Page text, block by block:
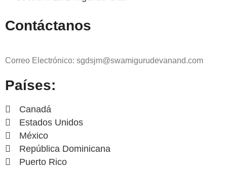
Contáctanos
Correo Electrónico: sgdsjm@swamigurudevanand.com
Países:
Canadá
Estados Unidos
México
República Dominicana
Puerto Rico